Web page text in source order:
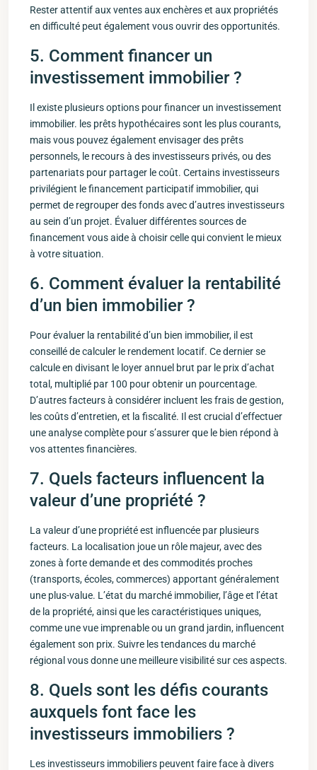
Rester attentif‌ aux‍ ventes aux⁢ enchères et aux propriétés
en difficulté peut également vous ouvrir des opportunités.
5. Comment financer un
⁤investissement immobilier ​?
Il existe plusieurs options⁤ pour financer un investissement
immobilier. les prêts hypothécaires sont les ⁢plus courants,
mais vous pouvez également envisager‌ des prêts
personnels, le recours à des investisseurs privés, ou des
partenariats pour partager le coût. Certains​ investisseurs
privilégient le financement participatif immobilier, qui
‍permet ⁤de regrouper des fonds⁤ avec d’autres ​investisseurs
au sein ​d’un projet. Évaluer différentes sources de
financement vous aide à⁢ choisir celle qui convient ​le mieux
à ‌votre situation.
6. Comment évaluer‌ la rentabilité
d’un bien immobilier ?
Pour évaluer la rentabilité⁤ d’un bien immobilier, il est
conseillé de calculer le ‍rendement locatif. Ce​ dernier se
calcule en divisant le loyer annuel‌ brut par le prix ⁣d’achat
total, ​multiplié par 100 pour obtenir un⁣ pourcentage.
D’autres facteurs ‍à considérer incluent les frais de gestion,
les coûts d’entretien, et la fiscalité. Il est crucial d’effectuer
une analyse complète pour s’assurer que le bien répond à
vos attentes ⁢financières.
7. Quels facteurs⁣ influencent ⁢la
valeur d’une propriété ?
La valeur d’une propriété est influencée⁢ par plusieurs
facteurs. La localisation joue un rôle ‌majeur, avec des
zones à forte demande et des commodités proches
(transports, écoles, commerces) apportant généralement
une plus-value. L’état du marché immobilier, l’âge et l’état
de la propriété, ​ainsi que les caractéristiques uniques,
comme une vue imprenable ou ⁤un grand jardin, influencent
également son prix. Suivre les⁣ tendances du marché
régional vous donne une ⁣meilleure visibilité sur ces aspects.
8. Quels sont les défis courants
auxquels font face les
investisseurs immobiliers ?
Les investisseurs immobiliers peuvent faire face à divers